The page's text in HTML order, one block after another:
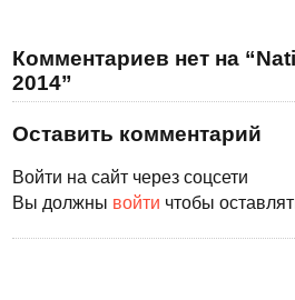
Комментариев нет на
2014”
Оставить комментарий
Войти на сайт через соцсети
Вы должны войти чтобы